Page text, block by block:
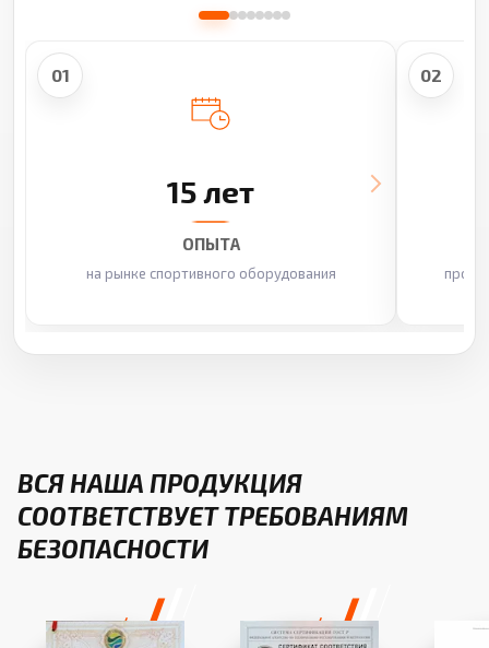
01
15 лет
ОПЫТА
на рынке спортивного оборудования
02
ВСЯ НАША ПРОДУКЦИЯ
СООТВЕТСТВУЕТ ТРЕБОВАНИЯМ
БЕЗОПАСНОСТИ